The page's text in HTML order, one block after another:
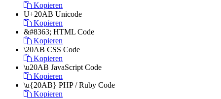
Kopieren
U+20AB Unicode
Kopieren
&#8363; HTML Code
Kopieren
\20AB CSS Code
Kopieren
\u20AB JavaScript Code
Kopieren
\u{20AB} PHP / Ruby Code
Kopieren